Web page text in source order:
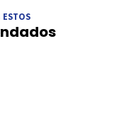
ESTOS